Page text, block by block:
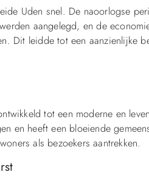
Uden snel. De naoorlogse
aangelegd, en de
Dit leidde tot een aanzienlijke
tot een moderne en
en heeft een bloeiende
als bezoekers aantrekken.